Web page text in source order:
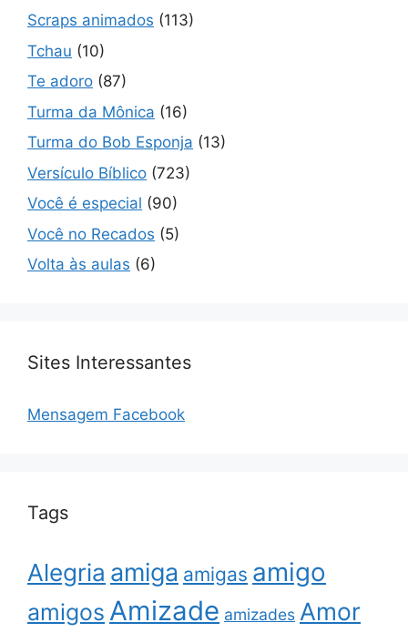
Scraps animados (113)
Tchau (10)
Te adoro (87)
Turma da Mônica (16)
Turma do Bob Esponja (13)
Versículo Bíblico (723)
Você é especial (90)
Você no Recados (5)
Volta às aulas (6)
Sites Interessantes
Mensagem Facebook
Tags
Alegria amiga amigas amigo
amigos Amizade amizades Amor